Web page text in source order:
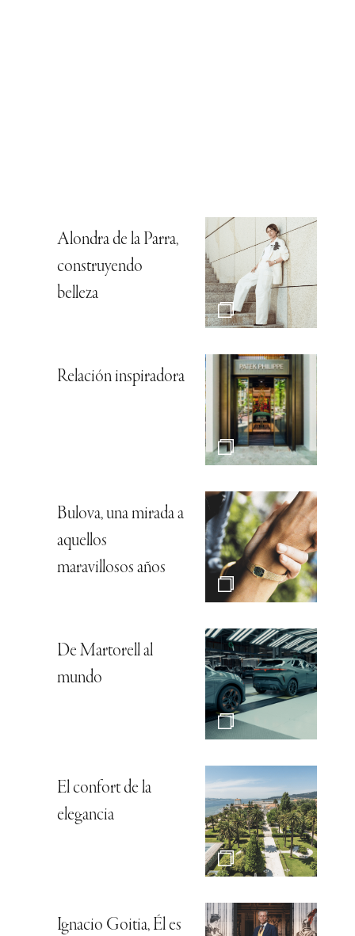
Alondra de la Parra,
construyendo
belleza
Relación inspiradora
Bulova, una mirada a
aquellos
maravillosos años
De Martorell al
mundo
El confort de la
elegancia
Ignacio Goitia, Él es